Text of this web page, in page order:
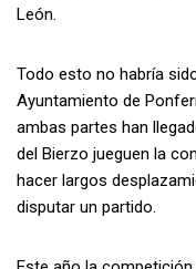
León.
Todo esto no habría
Ayuntamiento de
ambas partes han
del Bierzo jueguen la
hacer largos
disputar un partido.